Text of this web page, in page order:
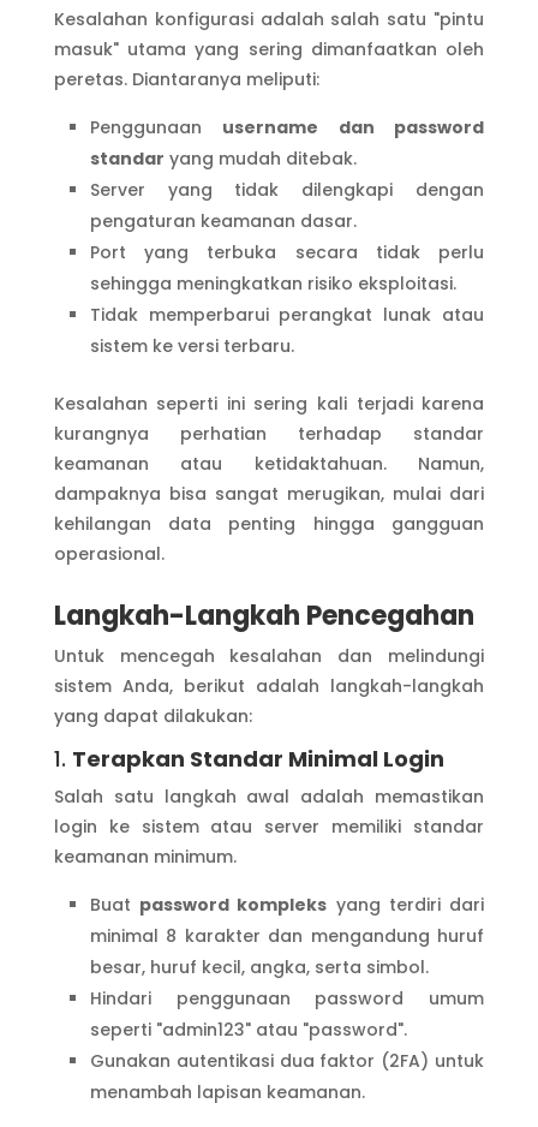
Kesalahan konfigurasi adalah salah satu "pintu
masuk" utama yang sering dimanfaatkan oleh
peretas. Diantaranya meliputi:
Penggunaan username dan password
standar yang mudah ditebak.
Server yang tidak dilengkapi dengan
pengaturan keamanan dasar.
Port yang terbuka secara tidak perlu
sehingga meningkatkan risiko eksploitasi.
Tidak memperbarui perangkat lunak atau
sistem ke versi terbaru.
Kesalahan seperti ini sering kali terjadi karena
kurangnya perhatian terhadap standar
keamanan atau ketidaktahuan. Namun,
dampaknya bisa sangat merugikan, mulai dari
kehilangan data penting hingga gangguan
operasional.
Langkah-Langkah Pencegahan
Untuk mencegah kesalahan dan melindungi
sistem Anda, berikut adalah langkah-langkah
yang dapat dilakukan:
1. Terapkan Standar Minimal Login
Salah satu langkah awal adalah memastikan
login ke sistem atau server memiliki standar
keamanan minimum.
Buat password kompleks yang terdiri dari
minimal 8 karakter dan mengandung huruf
besar, huruf kecil, angka, serta simbol.
Hindari penggunaan password umum
seperti "admin123" atau "password".
Gunakan autentikasi dua faktor (2FA) untuk
menambah lapisan keamanan.